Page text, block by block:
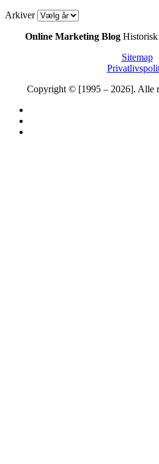
Arkiver
Online Marketing BlogHistorisk
Sitemap
Copyright © [1995 – 2026]. Alle